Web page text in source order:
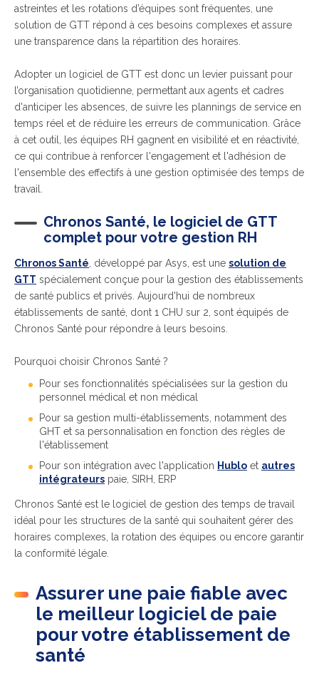
astreintes et les rotations d’équipes sont fréquentes, une
solution de GTT répond à ces besoins complexes et assure
une transparence dans la répartition des horaires.
Adopter un logiciel de GTT est donc un levier puissant pour
l’organisation quotidienne, permettant aux agents et cadres
d'anticiper les absences, de suivre les plannings de service en
temps réel et de réduire les erreurs de communication. Grâce
à cet outil, les équipes RH gagnent en visibilité et en réactivité,
ce qui contribue à renforcer l'engagement et l'adhésion de
l'ensemble des effectifs à une gestion optimisée des temps de
travail.
Chronos Santé, le logiciel de GTT
complet pour votre gestion RH
Chronos Santé , développé par Asys, est une solution de
GTT spécialement conçue pour la gestion des établissements
de santé publics et privés. Aujourd'hui de nombreux
établissements de santé, dont 1 CHU sur 2, sont équipés de
Chronos Santé pour répondre à leurs besoins.
Pourquoi choisir Chronos Santé ?
Pour ses fonctionnalités spécialisées sur la gestion du
personnel médical et non médical
Pour sa gestion multi-établissements, notamment des
GHT et sa personnalisation en fonction des règles de
l'établissement
Pour son intégration avec l'application Hublo et autres
intégrateurs paie, SIRH, ERP
Chronos Santé est le logiciel de gestion des temps de travail
idéal pour les structures de la santé qui souhaitent gérer des
horaires complexes, la rotation des équipes ou encore garantir
la conformité légale.
Assurer une paie fiable avec
le meilleur logiciel de paie
pour votre établissement de
santé